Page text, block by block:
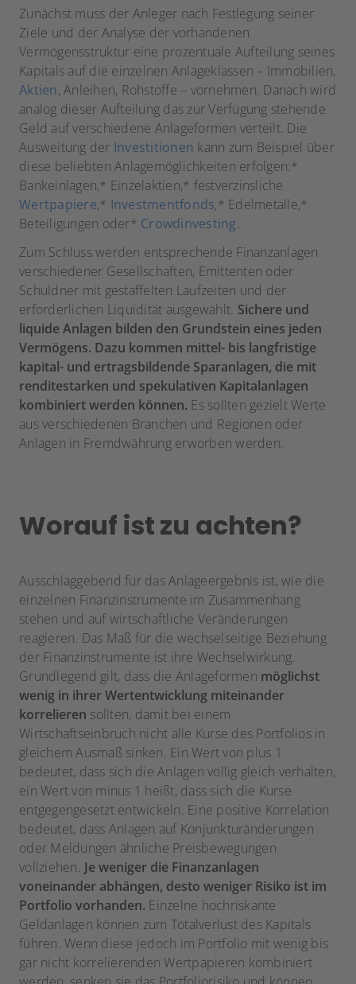
Zunächst muss der Anleger nach Festlegung seiner
Ziele und der Analyse der vorhandenen
Vermögensstruktur eine prozentuale Aufteilung seines
Kapitals auf die einzelnen Anlageklassen – Immobilien,
Aktien, Anleihen, Rohstoffe – vornehmen. Danach wird
analog dieser Aufteilung das zur Verfügung stehende
Geld auf verschiedene Anlageformen verteilt. Die
Ausweitung der Investitionen kann zum Beispiel über
diese beliebten Anlagemöglichkeiten erfolgen:*
Bankeinlagen,* Einzelaktien,* festverzinsliche
Wertpapiere,* Investmentfonds,* Edelmetalle,*
Beteiligungen oder* Crowdinvesting.
Zum Schluss werden entsprechende Finanzanlagen
verschiedener Gesellschaften, Emittenten oder
Schuldner mit gestaffelten Laufzeiten und der
erforderlichen Liquidität ausgewählt. Sichere und
liquide Anlagen bilden den Grundstein eines jeden
Vermögens. Dazu kommen mittel- bis langfristige
kapital- und ertragsbildende Sparanlagen, die mit
renditestarken und spekulativen Kapitalanlagen
kombiniert werden können. Es sollten gezielt Werte
aus verschiedenen Branchen und Regionen oder
Anlagen in Fremdwährung erworben werden.
Worauf ist zu achten?
Ausschlaggebend für das Anlageergebnis ist, wie die
einzelnen Finanzinstrumente im Zusammenhang
stehen und auf wirtschaftliche Veränderungen
reagieren. Das Maß für die wechselseitige Beziehung
der Finanzinstrumente ist ihre Wechselwirkung.
Grundlegend gilt, dass die Anlageformen möglichst
wenig in ihrer Wertentwicklung miteinander
korrelieren sollten, damit bei einem
Wirtschaftseinbruch nicht alle Kurse des Portfolios in
gleichem Ausmaß sinken. Ein Wert von plus 1
bedeutet, dass sich die Anlagen völlig gleich verhalten,
ein Wert von minus 1 heißt, dass sich die Kurse
entgegengesetzt entwickeln. Eine positive Korrelation
bedeutet, dass Anlagen auf Konjunkturänderungen
oder Meldungen ähnliche Preisbewegungen
vollziehen. Je weniger die Finanzanlagen
voneinander abhängen, desto weniger Risiko ist im
Portfolio vorhanden. Einzelne hochriskante
Geldanlagen können zum Totalverlust des Kapitals
führen. Wenn diese jedoch im Portfolio mit wenig bis
gar nicht korrelierenden Wertpapieren kombiniert